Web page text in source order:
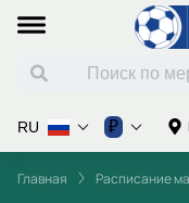
RU ₽
Главная Расписание